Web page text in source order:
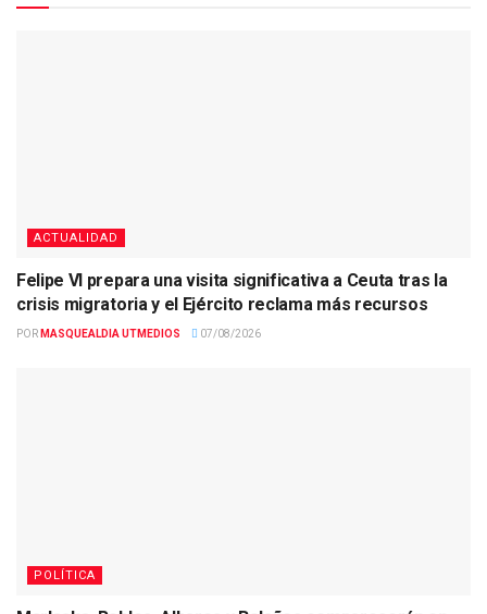
ACTUALIDAD
Felipe VI prepara una visita significativa a Ceuta tras la
crisis migratoria y el Ejército reclama más recursos
POR MASQUEALDIA UTMEDIOS 07/08/2026
POLÍTICA